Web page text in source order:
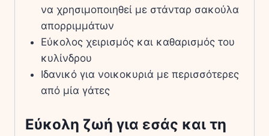
να χρησιμοποιηθεί με στάνταρ σακούλα
απορριμμάτων
Εύκολος χειρισμός και καθαρισμός του
κυλίνδρου
Ιδανικό για νοικοκυριά με περισσότερες
από μία γάτες
Eύκολη ζωή για εσάς και τη